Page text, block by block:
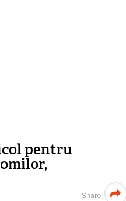
pentru
Share